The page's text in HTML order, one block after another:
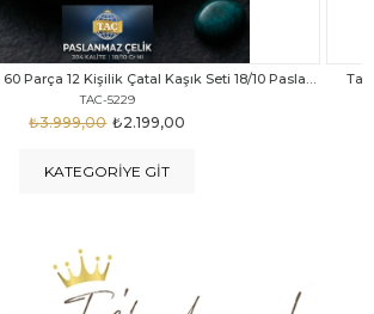
72 Parça 12 Kişilik Çatal Kaşık Bıçak Seti
TAC-5040
₺2.999,00
₺4.289,00
Taç
KATEGORIYE GIT